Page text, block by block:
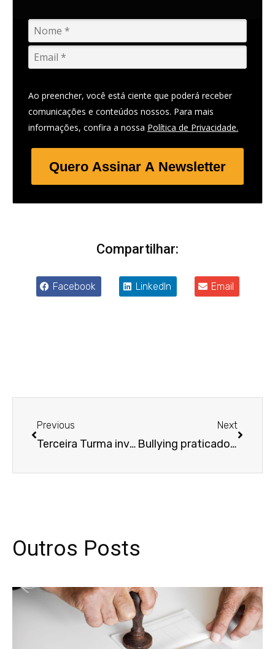
Ao preencher, você está ciente que poderá receber
comunicações e conteúdos nossos. Para mais
informações, confira a nossa Política de Privacidade.
Quero Assinar A Newsletter
Compartilhar:
Facebook LinkedIn Email
Previous
Terceira Turma invalida empréstimo contratado por analfabeto em caixa eletrônico
Next
Bullying praticado por superior hierárquico resulta em condenação por danos morais
Outros Posts